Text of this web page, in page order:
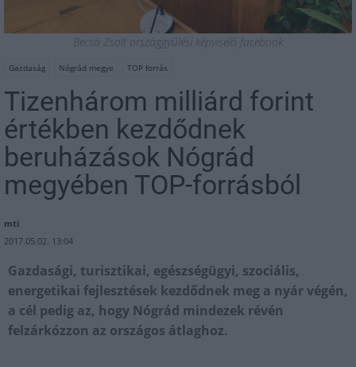
Becsó Zsolt országgyűlési képviselő facebook
Gazdaság Nógrád megye TOP forrás
Tizenhárom milliárd forint
értékben kezdődnek
beruházások Nógrád
megyében TOP-forrásból
mti
2017.05.02. 13:04
Gazdasági, turisztikai, egészségügyi, szociális,
energetikai fejlesztések kezdődnek meg a nyár végén,
a cél pedig az, hogy Nógrád mindezek révén
felzárkózzon az országos átlaghoz.